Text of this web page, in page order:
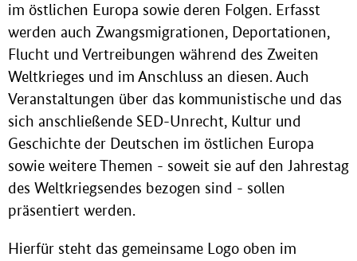
im östlichen Europa sowie deren Folgen. Erfasst
werden auch Zwangsmigrationen, Deportationen,
Flucht und Vertreibungen während des Zweiten
Weltkrieges und im Anschluss an diesen. Auch
Veranstaltungen über das kommunistische und das
sich anschließende SED-Unrecht, Kultur und
Geschichte der Deutschen im östlichen Europa
sowie weitere Themen - soweit sie auf den Jahrestag
des Weltkriegsendes bezogen sind - sollen
präsentiert werden.
Hierfür steht das gemeinsame Logo oben im